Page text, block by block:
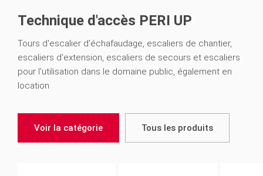
Technique d'accès PERI UP
Tours d'escalier d'échafaudage, escaliers de chantier,
escaliers d'extension, escaliers de secours et escaliers
pour l'utilisation dans le domaine public, également en
location
Voir la catégorie Tous les produits